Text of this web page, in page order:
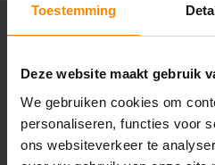
Toestemming
Deze website maakt gebruik
We gebruiken cookies om
personaliseren, functies voor
ons websiteverkeer te
Montage
Laat ons